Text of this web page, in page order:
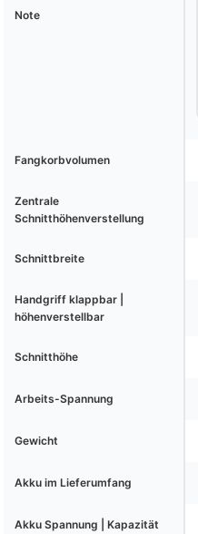
Note
Fangkorbvolumen
Zentrale
Schnitthöhenverstellung
Schnittbreite
Handgriff klappbar |
höhenverstellbar
Schnitthöhe
Arbeits-Spannung
Gewicht
Akku im Lieferumfang
Akku Spannung | Kapazität